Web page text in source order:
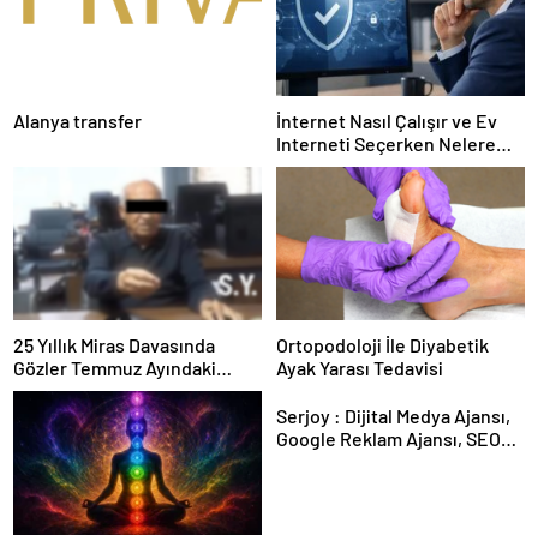
Alanya transfer
İnternet Nasıl Çalışır ve Ev
Interneti Seçerken Nelere
Dikkat Etmelisiniz
25 Yıllık Miras Davasında
Gözler Temmuz Ayındaki
Karar Duruşmasına Çevrildi
Ortopodoloji İle Diyabetik
Ayak Yarası Tedavisi
Serjoy : Dijital Medya Ajansı,
Google Reklam Ajansı, SEO